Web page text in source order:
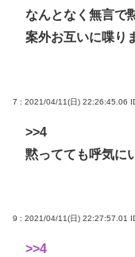
なんとなく無言で
案外お互いに喋り
7 : 2021/04/11(日) 22:26:45.06
>>4
黙ってても呼気に
9 : 2021/04/11(日) 22:27:57.01
>>4